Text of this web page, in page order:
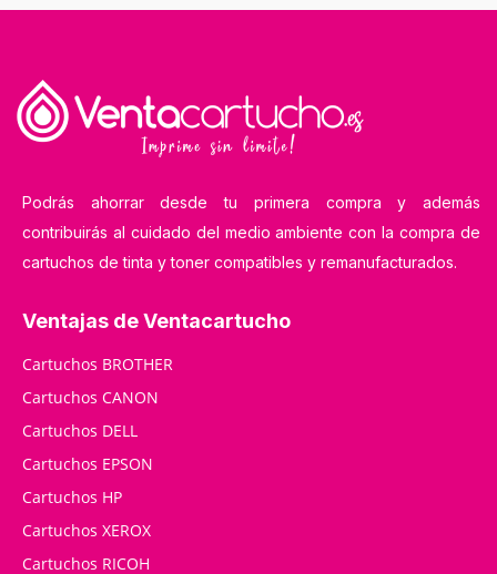
Podrás ahorrar desde tu primera compra y además
contribuirás al cuidado del medio ambiente con la compra de
cartuchos de tinta y toner compatibles y remanufacturados.
Ventajas de Ventacartucho
Cartuchos BROTHER
Cartuchos CANON
Cartuchos DELL
Cartuchos EPSON
Cartuchos HP
Cartuchos XEROX
Cartuchos RICOH